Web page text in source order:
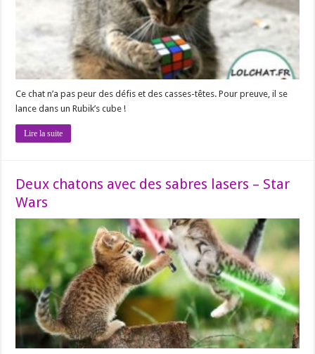
Ce chat n’a pas peur des défis et des casses-têtes. Pour preuve, il se
lance dans un Rubik’s cube !
Lire la suite
Deux chatons avec des sabres lasers – Star
Wars